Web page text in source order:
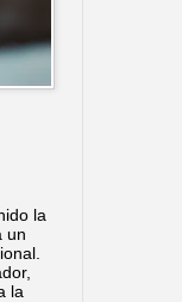
la
un
la